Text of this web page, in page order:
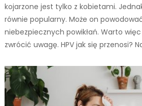
kojarzone jest tylko z kobietami.
równie popularny. Może on
niebezpiecznych powikłań. Warto
zwrócić uwagę. HPV jak się przenosi?